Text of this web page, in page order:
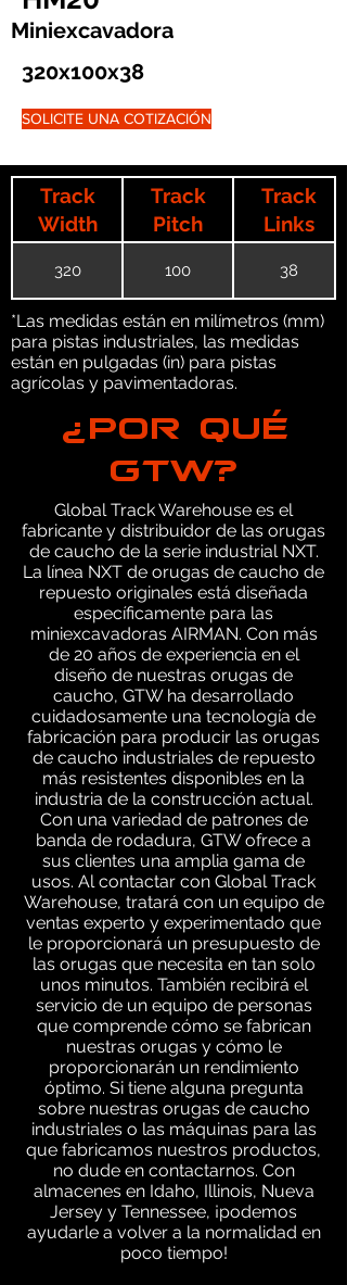
Miniexcavadora
320x100x38
SOLICITE UNA COTIZACIÓN
Track
Width
Track
Pitch
Track
Links
320 100 38
*Las medidas están en milímetros (mm)
para pistas industriales, las medidas
están en pulgadas (in) para pistas
agrícolas y pavimentadoras.
¿POR QUÉ
GTW?
Global Track Warehouse es el
fabricante y distribuidor de las orugas
de caucho de la serie industrial NXT.
La línea NXT de orugas de caucho de
repuesto originales está diseñada
específicamente para las
miniexcavadoras AIRMAN. Con más
de 20 años de experiencia en el
diseño de nuestras orugas de
caucho, GTW ha desarrollado
cuidadosamente una tecnología de
fabricación para producir las orugas
de caucho industriales de repuesto
más resistentes disponibles en la
industria de la construcción actual.
Con una variedad de patrones de
banda de rodadura, GTW ofrece a
sus clientes una amplia gama de
usos. Al contactar con Global Track
Warehouse, tratará con un equipo de
ventas experto y experimentado que
le proporcionará un presupuesto de
las orugas que necesita en tan solo
unos minutos. También recibirá el
servicio de un equipo de personas
que comprende cómo se fabrican
nuestras orugas y cómo le
proporcionarán un rendimiento
óptimo. Si tiene alguna pregunta
sobre nuestras orugas de caucho
industriales o las máquinas para las
que fabricamos nuestros productos,
no dude en contactarnos. Con
almacenes en Idaho, Illinois, Nueva
Jersey y Tennessee, ¡podemos
ayudarle a volver a la normalidad en
poco tiempo!